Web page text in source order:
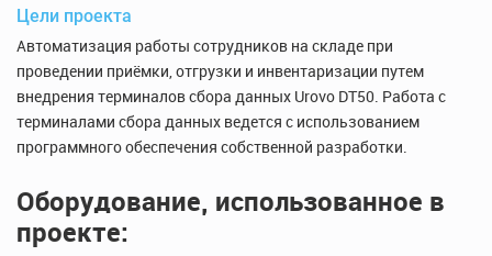
Цели проекта
Автоматизация работы сотрудников на складе при
проведении приёмки, отгрузки и инвентаризации путем
внедрения терминалов сбора данных Urovo DT50. Работа с
терминалами сбора данных ведется с использованием
программного обеспечения собственной разработки.
Оборудование, использованное в
проекте: